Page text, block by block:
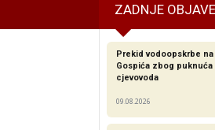
ZADNJE OBJAVE
Prekid vodoopskrbe
Gospića zbog
cjevovoda
09.08.2026